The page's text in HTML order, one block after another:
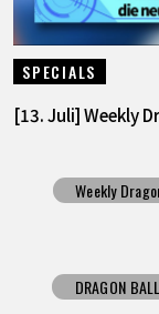
SPECIALS
[13. Juli] Weekly
Weekly
DRAGON